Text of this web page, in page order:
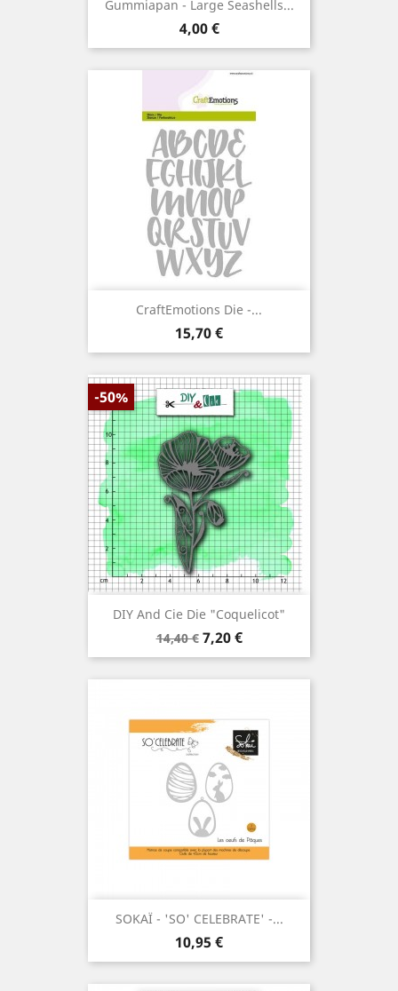
Gummiapan - Large Seashells...
Prix
4,00 €
CraftEmotions Die -...
Prix
15,70 €
DIY And Cie Die "Coquelicot"
Prix
de
14,40 € Prix
7,20 €
-50%
SOKAÏ - 'SO' CELEBRATE' -...
Prix
10,95 €